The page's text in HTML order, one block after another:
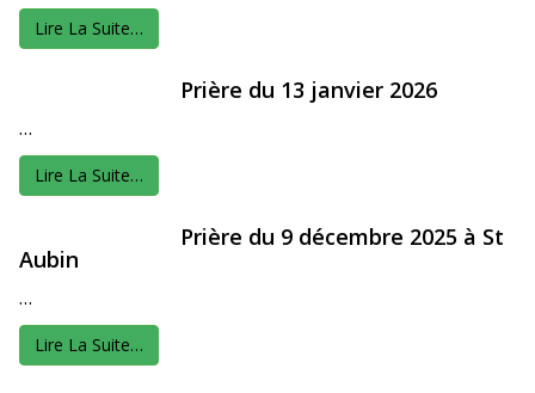
Lire La Suite…
Prière du 13 janvier 2026
…
Lire La Suite…
Prière du 9 décembre 2025 à St
Aubin
…
Lire La Suite…